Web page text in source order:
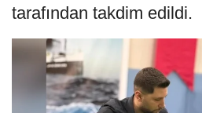
tarafından takdim edildi.